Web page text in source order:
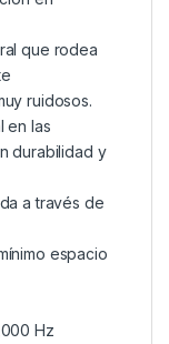
que rodea
ruidosos.
en las
durabilidad y
a través de
espacio
Hz